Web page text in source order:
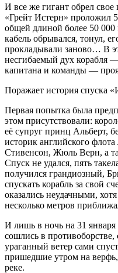
И все же гигант обрел
«Грейт Истерн» проложил
общей длиной более 50 000
кабель обрывался, тонул,
прокладывали заново… В
несгибаемый дух корабля
капитана и команды —
Поражает история спуска
Первая попытка была
этом присутствовали:
её супруг принц Альберт,
историк английского
Стивенсон, Жюль Верн, а
Спуск не удался, пять
получился грандиозный,
спускать корабль за свой
оказались неудачными,
несколько метров
И лишь в ночь на 31 января
сошлись в
ураганный ветер сами
пришедшие утром на
реке.